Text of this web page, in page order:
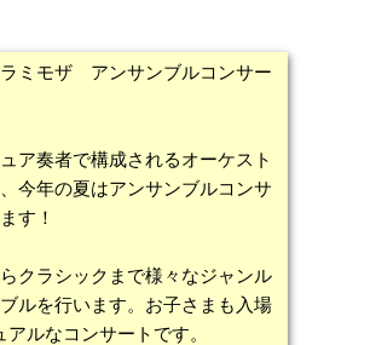
ミモザ アンサンブルコンサー
ア奏者で構成されるオーケスト
今年の夏はアンサンブルコンサ
す！
クラシックまで様々なジャンル
ルを行います。お子さまも入場
ルなコンサートです。